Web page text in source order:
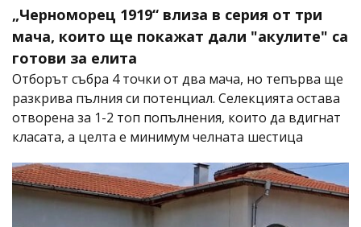
„Черноморец 1919“ влиза в серия от три
мача, които ще покажат дали "акулите" са
готови за елита
Отборът събра 4 точки от два мача, но тепърва ще
разкрива пълния си потенциал. Селекцията остава
отворена за 1-2 топ попълнения, които да вдигнат
класата, а целта е минимум челната шестица